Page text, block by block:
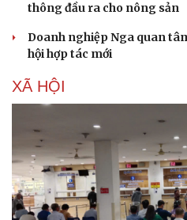
thông đầu ra cho nông sản
Doanh nghiệp Nga quan
hội hợp tác mới
XÃ HỘI